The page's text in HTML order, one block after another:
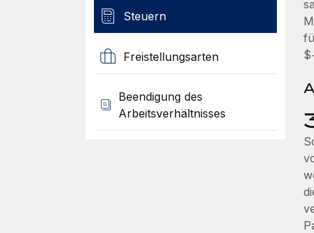
Steuern
Freistellungsarten
Beendigung des
Arbeitsverhältnisses